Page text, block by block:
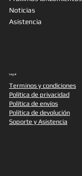
Noticias
Asistencia
Legal
Terminos y condiciones
Política de privacidad
Política de envíos
Política de devolución
Soporte y Asistencia